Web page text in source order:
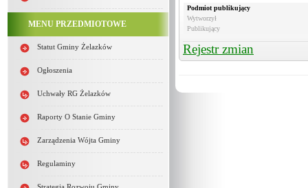
MENU PRZEDMIOTOWE
Statut Gminy Żelazków
Ogłoszenia
Uchwały RG Żelazków
Raporty O Stanie Gminy
Zarządzenia Wójta Gminy
Regulaminy
Podmiot publikujący
Wytworzył
Publikujący
Rejestr zmian